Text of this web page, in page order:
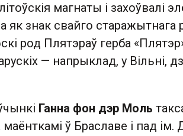
магнаты і захоўвалі
як знак свайго старажытнага
род Плятэраў герба
— напрыклад, у Вільні,
Ганна фон дэр Моль
маёнткамі ў Браславе і пад